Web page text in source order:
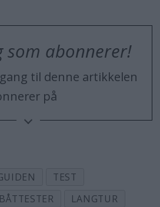
som abonnerer!
til denne artikkelen
på
være
Dersom du
du
TEST
BÅTTESTER
LANGTUR